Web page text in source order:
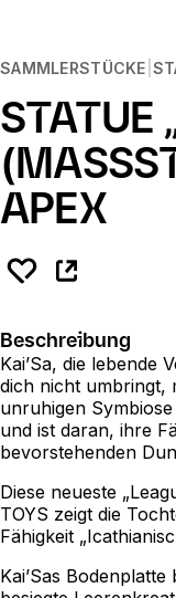
SAMMLERSTÜCKE
STATUE
PEX
Beschreibung
Kai’Sa, die lebende
dich nicht umbringt,
unruhigen
und ist daran, ihre
bevorstehenden
Diese neueste
TOYS zeigt die
Fähigkeit
Kai’Sas